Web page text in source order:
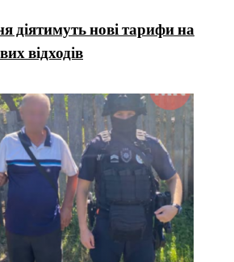
діятимуть нові тарифи на
відходів